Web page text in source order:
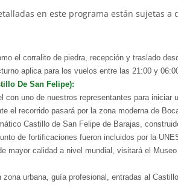
en este programa están sujetas
el corralito de piedra, recepción y traslado
aplica para los vuelos entre las 21:00 y
De San Felipe):
con uno de nuestros representantes para
el recorrido pasará por la zona moderna de
Castillo de San Felipe de Barajas,
de fortificaciones fueron incluidos por la
mayor calidad a nivel mundial, visitará el
urbana, guía profesional, entradas al